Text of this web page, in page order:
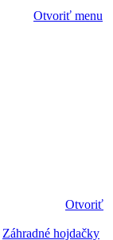
Otvoriť menu
Otvoriť
Záhradné hojdačky